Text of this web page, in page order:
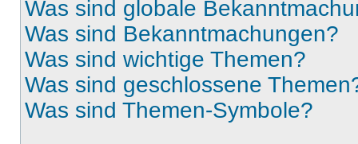
Was sind globale
Was sind Bekanntmachungen?
Was sind wichtige Themen?
Was sind geschlossene
Was sind Themen-Symbole?